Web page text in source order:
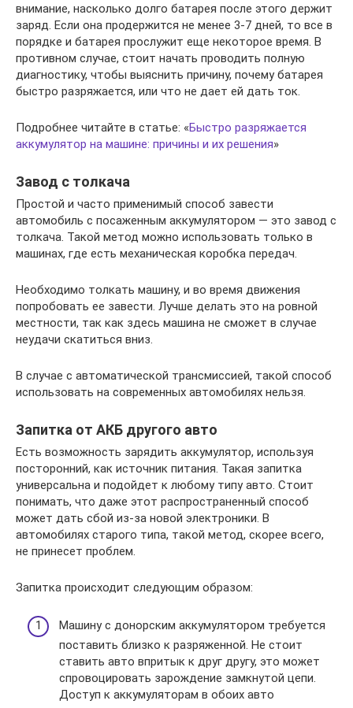
внимание, насколько долго батарея после этого держит
заряд. Если она продержится не менее 3-7 дней, то все в
порядке и батарея прослужит еще некоторое время. В
противном случае, стоит начать проводить полную
диагностику, чтобы выяснить причину, почему батарея
быстро разряжается, или что не дает ей дать ток.
Подробнее читайте в статье: «Быстро разряжается
аккумулятор на машине: причины и их решения»
Завод с толкача
Простой и часто применимый способ завести
автомобиль с посаженным аккумулятором — это завод с
толкача. Такой метод можно использовать только в
машинах, где есть механическая коробка передач.
Необходимо толкать машину, и во время движения
попробовать ее завести. Лучше делать это на ровной
местности, так как здесь машина не сможет в случае
неудачи скатиться вниз.
В случае с автоматической трансмиссией, такой способ
использовать на современных автомобилях нельзя.
Запитка от АКБ другого авто
Есть возможность зарядить аккумулятор, используя
посторонний, как источник питания. Такая запитка
универсальна и подойдет к любому типу авто. Стоит
понимать, что даже этот распространенный способ
может дать сбой из-за новой электроники. В
автомобилях старого типа, такой метод, скорее всего,
не принесет проблем.
Запитка происходит следующим образом:
Машину с донорским аккумулятором требуется
поставить близко к разряженной. Не стоит
ставить авто впритык к друг другу, это может
спровоцировать зарождение замкнутой цепи.
Доступ к аккумуляторам в обоих авто